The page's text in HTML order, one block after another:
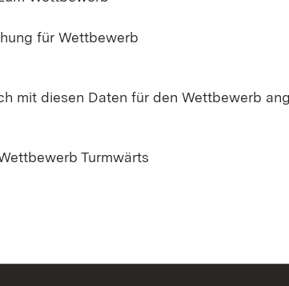
für Wettbewerb
mit diesen Daten für den Wettbewerb
Turmwärts